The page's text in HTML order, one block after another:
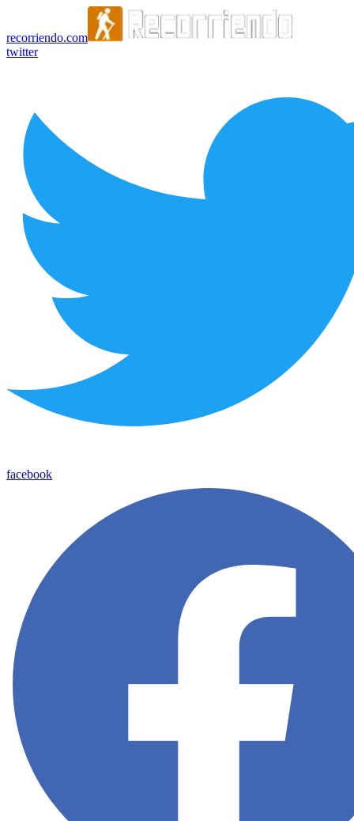
recorriendo.com
twitter
facebook